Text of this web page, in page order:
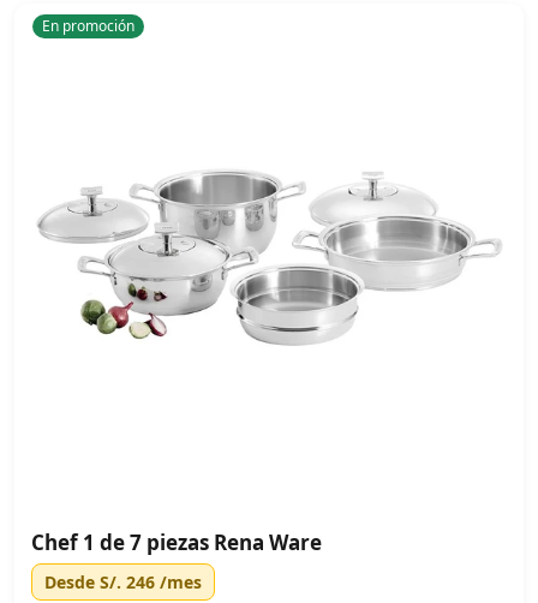
En promoción
Chef 1 de 7 piezas Rena Ware
Desde S/. 246 /mes